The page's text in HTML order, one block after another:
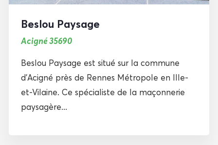
Beslou Paysage
Acigné 35690
Beslou Paysage est situé sur la commune
d’Acigné près de Rennes Métropole en Ille-
et-Vilaine. Ce spécialiste de la maçonnerie
paysagère...